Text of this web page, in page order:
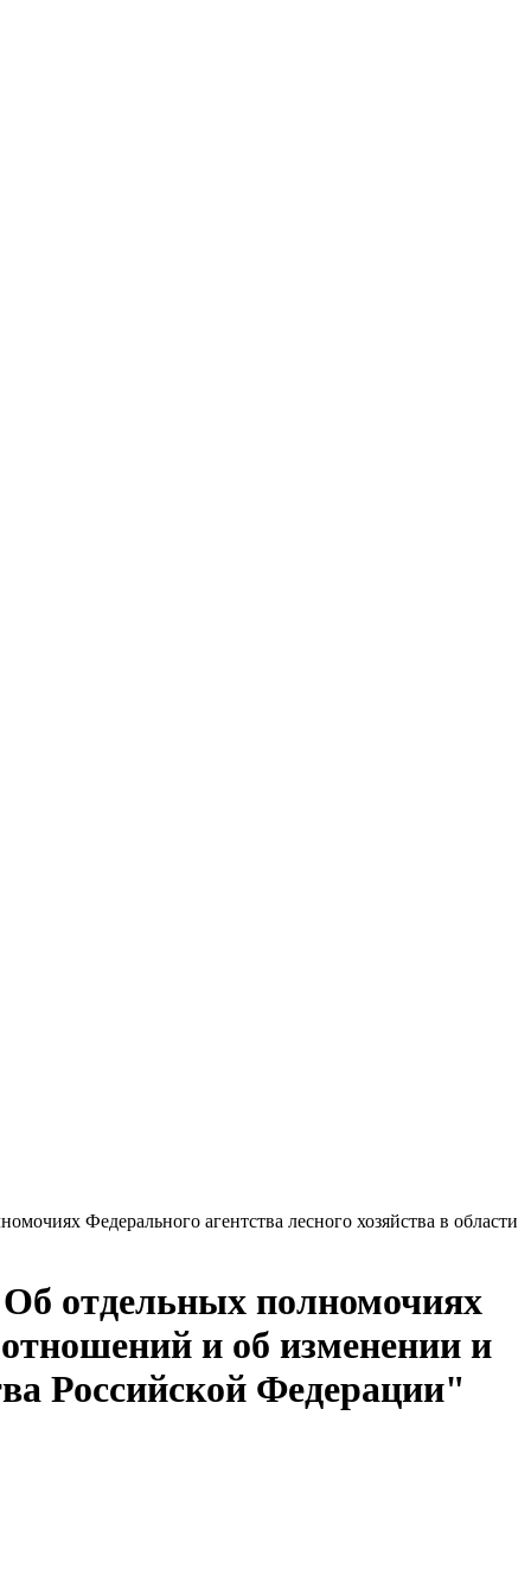
Федерального агентства лесного хозяйства в области
отдельных полномочиях
отношений и об изменении и
Российской Федерации"